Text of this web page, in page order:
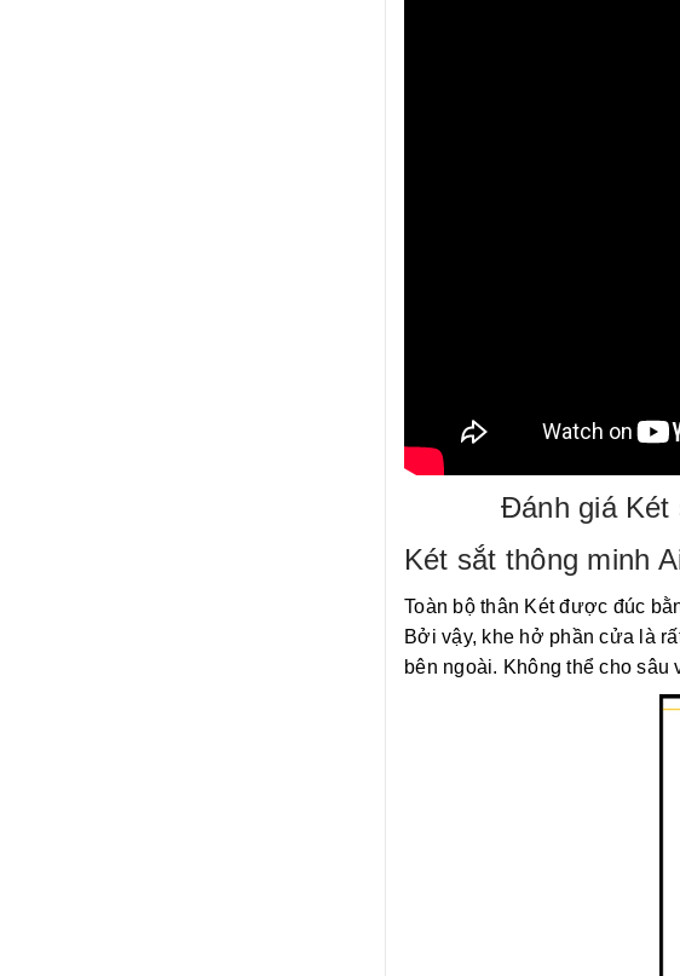
Đánh giá Két
Két sắt thông minh
Toàn bộ thân Két được đúc
Bởi vậy, khe hở phần cửa là
bên ngoài. Không thể cho